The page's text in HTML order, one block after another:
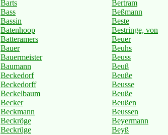
Barts
Bass
Bassin
Batenhoop
Batteramers
Bauer
Bauermeister
Baumann
Beckedorf
Beckedorff
Beckelbaum
Becker
Beckmann
Beckröge
Beckrüge
Bertram
Beßmann
Beste
Bestringe, von
Beuer
Beuhs
Beuss
Beuß
Beuße
Beusse
Beuße
Beußen
Beussen
Beyermann
Beyß